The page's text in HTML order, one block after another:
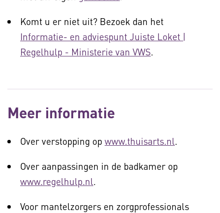
Komt u er niet uit? Bezoek dan het
Informatie- en adviespunt Juiste Loket |
Regelhulp - Ministerie van VWS.
Meer informatie
Over verstopping op www.thuisarts.nl.
Over aanpassingen in de badkamer op
www.regelhulp.nl.
Voor mantelzorgers en zorgprofessionals